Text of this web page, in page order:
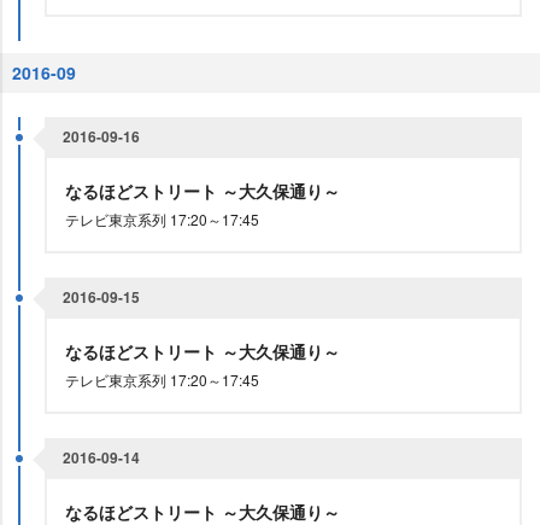
2016-09
2016-09-16
なるほどストリート ～大久保通り～
テレビ東京系列 17:20～17:45
2016-09-15
なるほどストリート ～大久保通り～
テレビ東京系列 17:20～17:45
2016-09-14
なるほどストリート ～大久保通り～